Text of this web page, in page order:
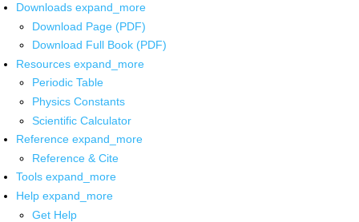
Downloads expand_more
Download Page (PDF)
Download Full Book (PDF)
Resources expand_more
Periodic Table
Physics Constants
Scientific Calculator
Reference expand_more
Reference & Cite
Tools expand_more
Help expand_more
Get Help